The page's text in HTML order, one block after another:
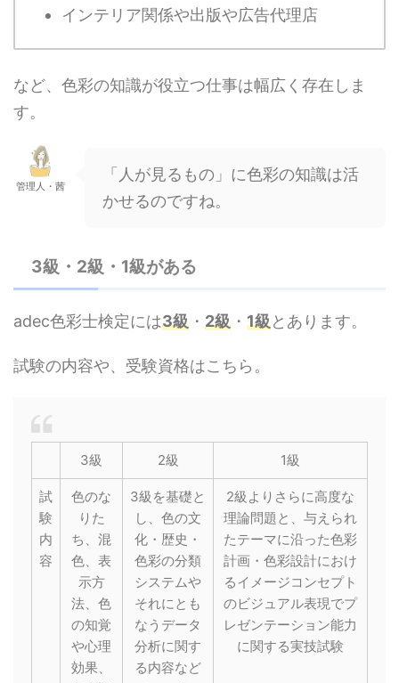
インテリア関係や出版や広告代理店
など、色彩の知識が役立つ仕事は幅広く存在しま
す。
管理人・茜
「人が見るもの」に色彩の知識は活
かせるのですね。
3級・2級・1級がある
adec色彩士検定には3級 ・ 2級 ・ 1級とあります。
試験の内容や、受験資格はこちら。
3級 2級 1級
試
験
内
容
色のな
りた
ち、混
色、表
示方
法、色
の知覚
や心理
効果、
3級を基礎と
し、色の文
化・歴史・
色彩の分類
システムや
それにとも
なうデータ
分析に関す
る内容など
2級よりさらに高度な
理論問題と、与えられ
たテーマに沿った色彩
計画・色彩設計におけ
るイメージコンセプト
のビジュアル表現でプ
レゼンテーション能力
に関する実技試験